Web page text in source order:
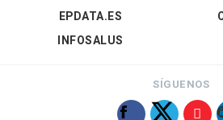
EPDATA.ES
INFOSALUS
SÍGUENOS